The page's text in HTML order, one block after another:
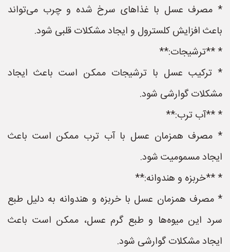
* مصرف عسل با غذاهای سرخ شده و چرب می‌تواند
باعث افزایش کلسترول و ایجاد مشکلات قلبی شود.
* **ترشیجات:**
* ترکیب عسل با ترشیجات ممکن است باعث ایجاد
مشکلات گوارشی شود.
* **آب ترب:**
* مصرف همزمان عسل با آب ترب ممکن است باعث
ایجاد مسمومیت شود.
* **خربزه و هندوانه:**
* مصرف همزمان عسل با خربزه و هندوانه به دلیل طبع
سرد این میوه‌ها و طبع گرم عسل، ممکن است باعث
ایجاد مشکلات گوارشی شود.